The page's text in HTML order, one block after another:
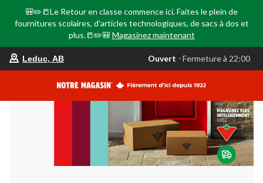
🎒✏️📒Le Retour en classe commence ici. Faites le plein de
fournitures scolaires, d'articles technologiques, de sacs à dos et
plus.📒✏️🎒 Magasinez maintenant
votre
est
AB,
Ouvert,
Fermeture
à
22:00
Leduc, AB Ouvert ⋅ Fermeture à 22:00